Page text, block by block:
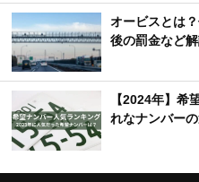
オービスとは
後の罰金など
【2024年】希
れなナンバー